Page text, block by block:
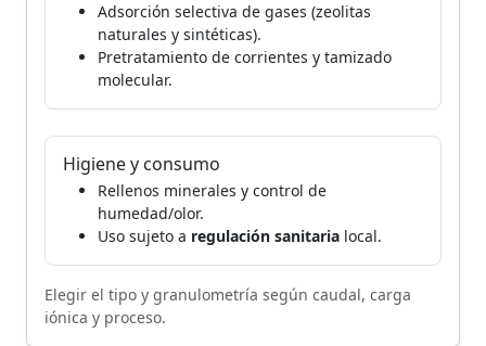
Adsorción selectiva de gases (zeolitas
naturales y sintéticas).
Pretratamiento de corrientes y tamizado
molecular.
Higiene y consumo
Rellenos minerales y control de
humedad/olor.
Uso sujeto a regulación sanitaria local.
Elegir el tipo y granulometría según caudal, carga
iónica y proceso.